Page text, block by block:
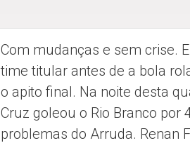
Com mudanças e sem crise.
time titular antes de a bola
o apito final. Na noite desta
Cruz goleou o Rio Branco por
problemas do Arruda. Renan